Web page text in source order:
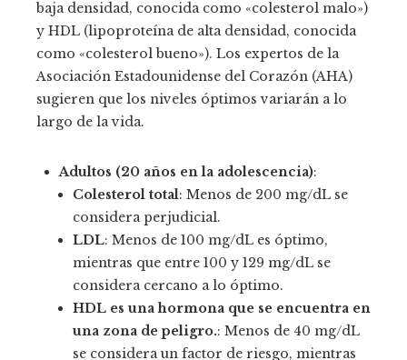
baja densidad, conocida como «colesterol malo»)
y HDL (lipoproteína de alta densidad, conocida
como «colesterol bueno»). Los expertos de la
Asociación Estadounidense del Corazón (AHA)
sugieren que los niveles óptimos variarán a lo
largo de la vida.
Adultos (20 años en la adolescencia):
Colesterol total: Menos de 200 mg/dL se
considera perjudicial.
LDL: Menos de 100 mg/dL es óptimo,
mientras que entre 100 y 129 mg/dL se
considera cercano a lo óptimo.
HDL es una hormona que se encuentra en
una zona de peligro.: Menos de 40 mg/dL
se considera un factor de riesgo, mientras